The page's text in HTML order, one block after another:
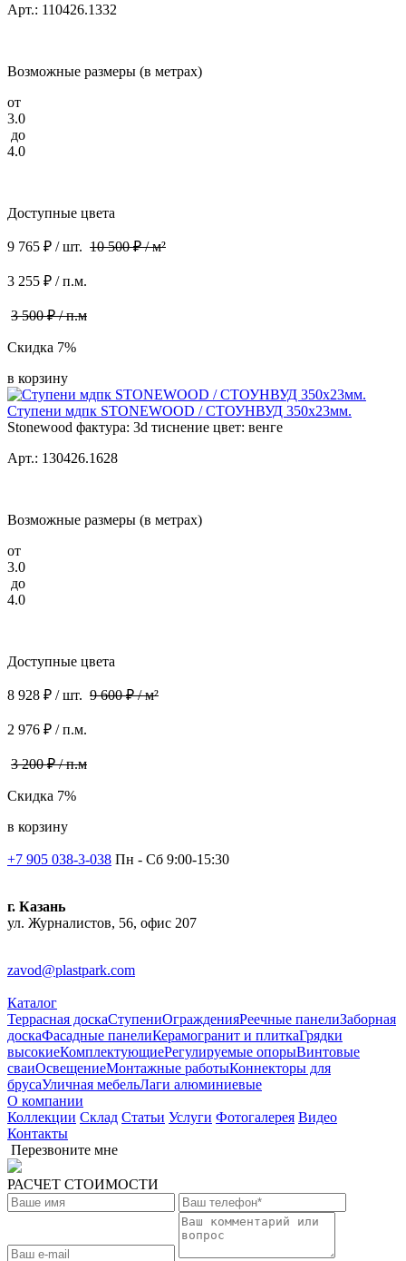
Арт.: 110426.1332
Возможные размеры (в метрах)
от
3.0
до
4.0
Доступные цвета
9 765 ₽ / шт. 10 500 ₽ / м²
3 255 ₽ / п.м.
3 500 ₽ / п.м
Скидка 7%
в корзину
Ступени мдпк STONEWOOD / СТОУНВУД 350x23мм.
Stonewood фактура: 3d тиснение цвет: венге
Арт.: 130426.1628
Возможные размеры (в метрах)
от
3.0
до
4.0
Доступные цвета
8 928 ₽ / шт. 9 600 ₽ / м²
2 976 ₽ / п.м.
3 200 ₽ / п.м
Скидка 7%
в корзину
+7 905 038-3-038 Пн - Сб 9:00-15:30
г. Казань
ул. Журналистов, 56, офис 207
zavod@plastpark.com
Каталог
Террасная доскаСтупениОгражденияРеечные панелиЗаборная
доскаФасадные панелиКерамогранит и плиткаГрядки
высокиеКомплектующиеРегулируемые опорыВинтовые
сваиОсвещениеМонтажные работыКоннекторы для
брусаУличная мебельЛаги алюминиевые
О компании
Коллекции Склад Статьи Услуги Фотогалерея Видео
Контакты
Перезвоните мне
РАСЧЕТ СТОИМОСТИ